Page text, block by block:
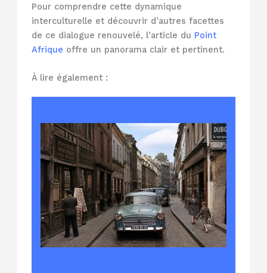
Pour comprendre cette dynamique
interculturelle et découvrir d’autres facettes
de ce dialogue renouvelé, l’article du Point
Afrique offre un panorama clair et pertinent.
À lire également :